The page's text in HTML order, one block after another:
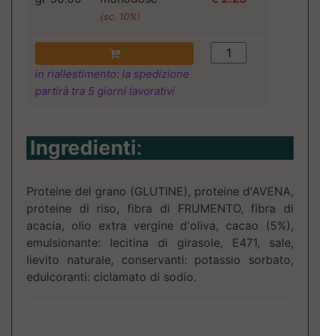
(sc. 10%)
in riallestimento: la spedizione
partirà tra 5 giorni lavorativi
Ingredienti:
Proteine del grano (GLUTINE), proteine d'AVENA,
proteine di riso, fibra di FRUMENTO, fibra di
acacia, olio extra vergine d'oliva, cacao (5%),
emulsionante: lecitina di girasole, E471, sale,
lievito naturale, conservanti: potassio sorbato,
edulcoranti: ciclamato di sodio.